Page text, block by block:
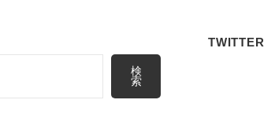
検
索
TWITTER